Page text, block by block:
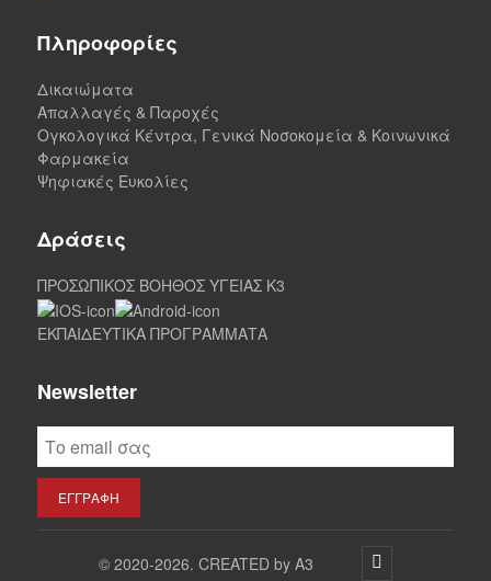
Πληροφορίες
Δικαιώματα
Απαλλαγές & Παροχές
Ογκολογικά Κέντρα, Γενικά Νοσοκομεία & Κοινωνικά
Φαρμακεία
Ψηφιακές Ευκολίες
Δράσεις
ΠΡΟΣΩΠΙΚΟΣ ΒΟΗΘΟΣ ΥΓΕΙΑΣ K3
ΕΚΠΑΙΔΕΥΤΙΚΑ ΠΡΟΓΡΑΜΜΑΤΑ
Newsletter
© 2020-2026. CREATED by A3